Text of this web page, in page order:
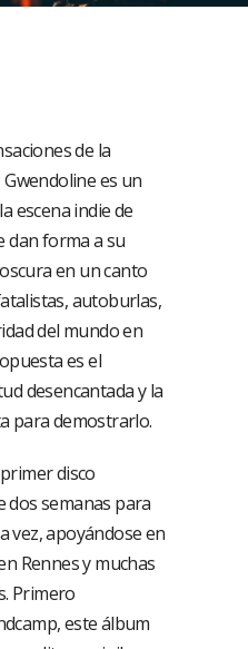
de la
es un
escena indie de
dan forma a su
en un canto
autoburlas,
del mundo en
es el
desencantada y la
para demostrarlo.
disco
semanas para
vez, apoyándose en
Rennes y muchas
Primero
este álbum